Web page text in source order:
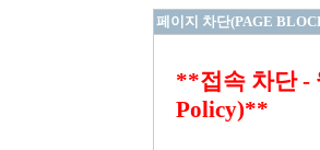
페이지 차단(PAGE
**접속 차단 -
Policy)**